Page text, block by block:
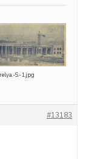
S.-1.jpg
#13183